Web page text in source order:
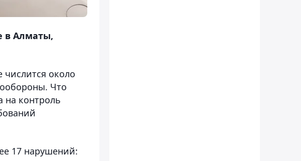
в Алматы,
около
Что
на контроль
17 нарушений: